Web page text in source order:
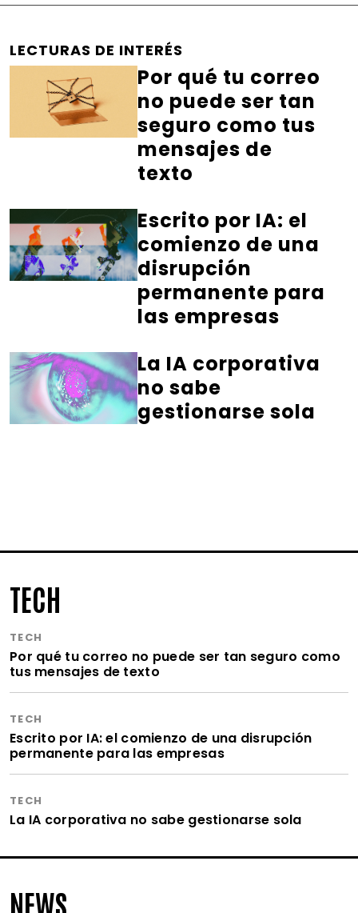
LECTURAS DE INTERÉS
Por qué tu correo
no puede ser tan
seguro como tus
mensajes de
texto
Escrito por IA: el
comienzo de una
disrupción
permanente para
las empresas
La IA corporativa
no sabe
gestionarse sola
TECH
TECH
Por qué tu correo no puede ser tan seguro como
tus mensajes de texto
TECH
Escrito por IA: el comienzo de una disrupción
permanente para las empresas
TECH
La IA corporativa no sabe gestionarse sola
NEWS